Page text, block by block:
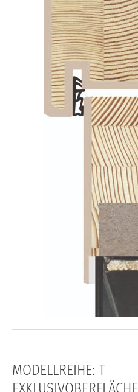
MODELLREIHE: T
EXKLUSIVOBERFLÄCHE